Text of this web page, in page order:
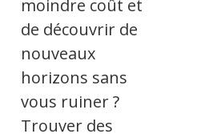
moindre coût et
de découvrir de
nouveaux
horizons sans
vous ruiner ?
Trouver des